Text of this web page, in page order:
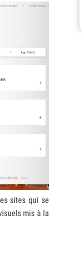
sites qui se
mis à la